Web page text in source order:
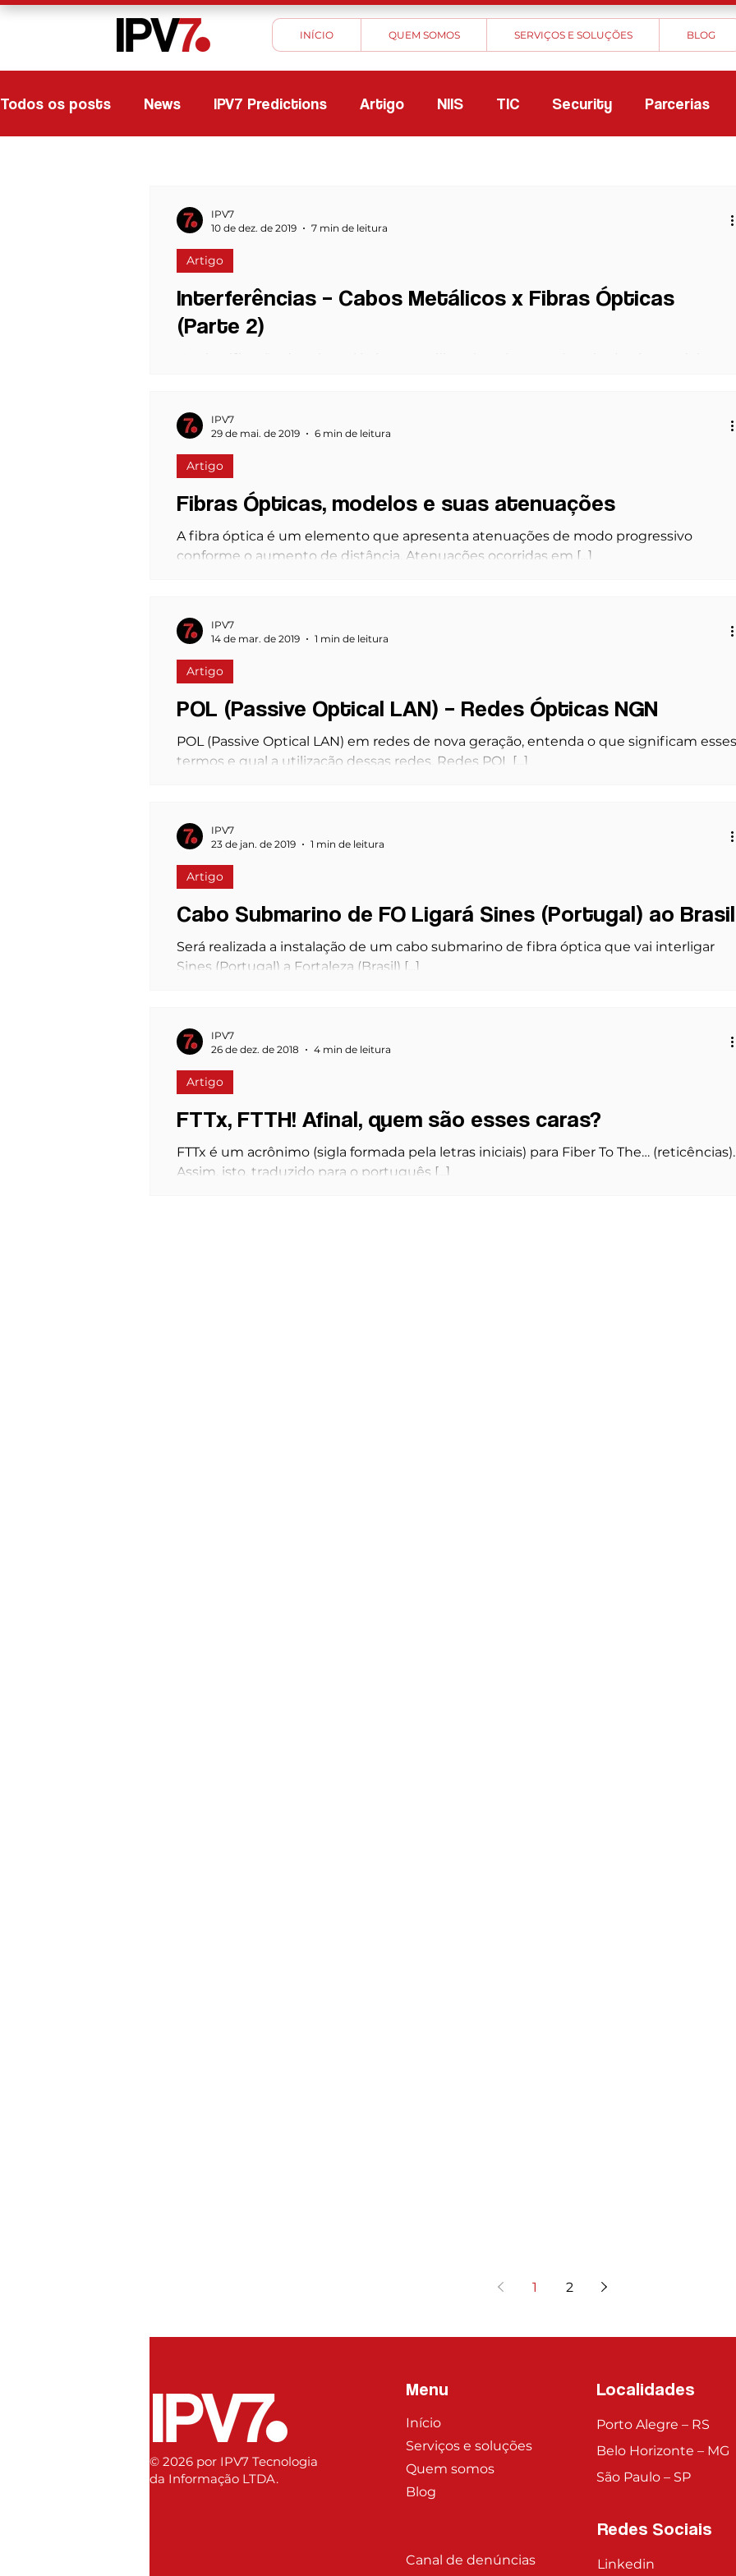
INÍCIO QUEM SOMOS SERVIÇOS E SOLUÇÕES BLOG
Todos os posts News IPV7 Predictions Artigo NIIS TIC Security Parcerias
Interferências – Cabos Metálicos x Fibras Ópticas
(Parte 2)
Na classificação de cabos elétricos metálicos (geralmente de cobre) existem dois
Artigo
IPV7
10 de dez. de 2019
7 min de leitura
Fibras Ópticas, modelos e suas atenuações
A fibra óptica é um elemento que apresenta atenuações de modo progressivo
conforme o aumento de distância. Atenuações ocorridas em [...]
Artigo
IPV7
29 de mai. de 2019
6 min de leitura
POL (Passive Optical LAN) – Redes Ópticas NGN
POL (Passive Optical LAN) em redes de nova geração, entenda o que significam esses
termos e qual a utilização dessas redes. Redes POL [...]
Artigo
IPV7
14 de mar. de 2019
1 min de leitura
Cabo Submarino de FO Ligará Sines (Portugal) ao Brasil
Será realizada a instalação de um cabo submarino de fibra óptica que vai interligar
Sines (Portugal) a Fortaleza (Brasil) [...]
Artigo
IPV7
23 de jan. de 2019
1 min de leitura
FTTx, FTTH! Afinal, quem são esses caras?
FTTx é um acrônimo (sigla formada pela letras iniciais) para Fiber To The… (reticências).
Assim, isto, traduzido para o português [...]
Artigo
IPV7
26 de dez. de 2018
4 min de leitura
1 2
© 2026 por IPV7 Tecnologia
da Informação LTDA.
Menu
Início
Serviços e soluções
Quem somos
Blog
Canal de denúncias
Localidades
Porto Alegre – RS
Belo Horizonte – MG
São Paulo – SP
Redes Sociais
Linkedin